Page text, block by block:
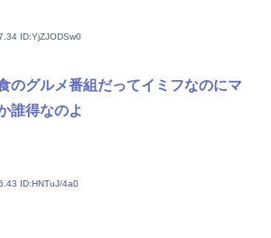
ID:YjZJODSw0
のグルメ番組だってイミフなのにマ
誰得なのよ
ID:HNTuJ/4a0